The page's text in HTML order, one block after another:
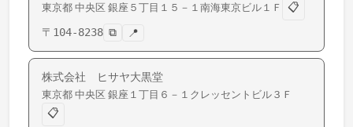
東京都 中央区 銀座 ５丁目１５－１南海東京ビル１Ｆ
📋
〒 104-8238 ⧉ 📍
株式会社 ヒサヤ大黒堂
東京都 中央区 銀座 １丁目６－１クレッセントビル３Ｆ
📋